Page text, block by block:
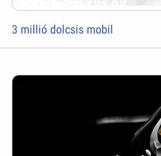
3 millió dolcsis mobil